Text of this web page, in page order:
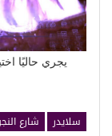
يجري حاليًا
سلايدر شارع